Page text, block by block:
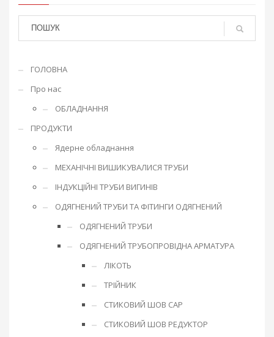
ГОЛОВНА
Про нас
ОБЛАДНАННЯ
ПРОДУКТИ
Ядерне обладнання
МЕХАНІЧНІ ВИШИКУВАЛИСЯ ТРУБИ
ІНДУКЦІЙНІ ТРУБИ ВИГИНІВ
ОДЯГНЕНИЙ ТРУБИ ТА ФІТИНГИ ОДЯГНЕНИЙ
ОДЯГНЕНИЙ ТРУБИ
ОДЯГНЕНИЙ ТРУБОПРОВІДНА АРМАТУРА
ЛІКОТЬ
ТРІЙНИК
СТИКОВИЙ ШОВ CAP
СТИКОВИЙ ШОВ РЕДУКТОР